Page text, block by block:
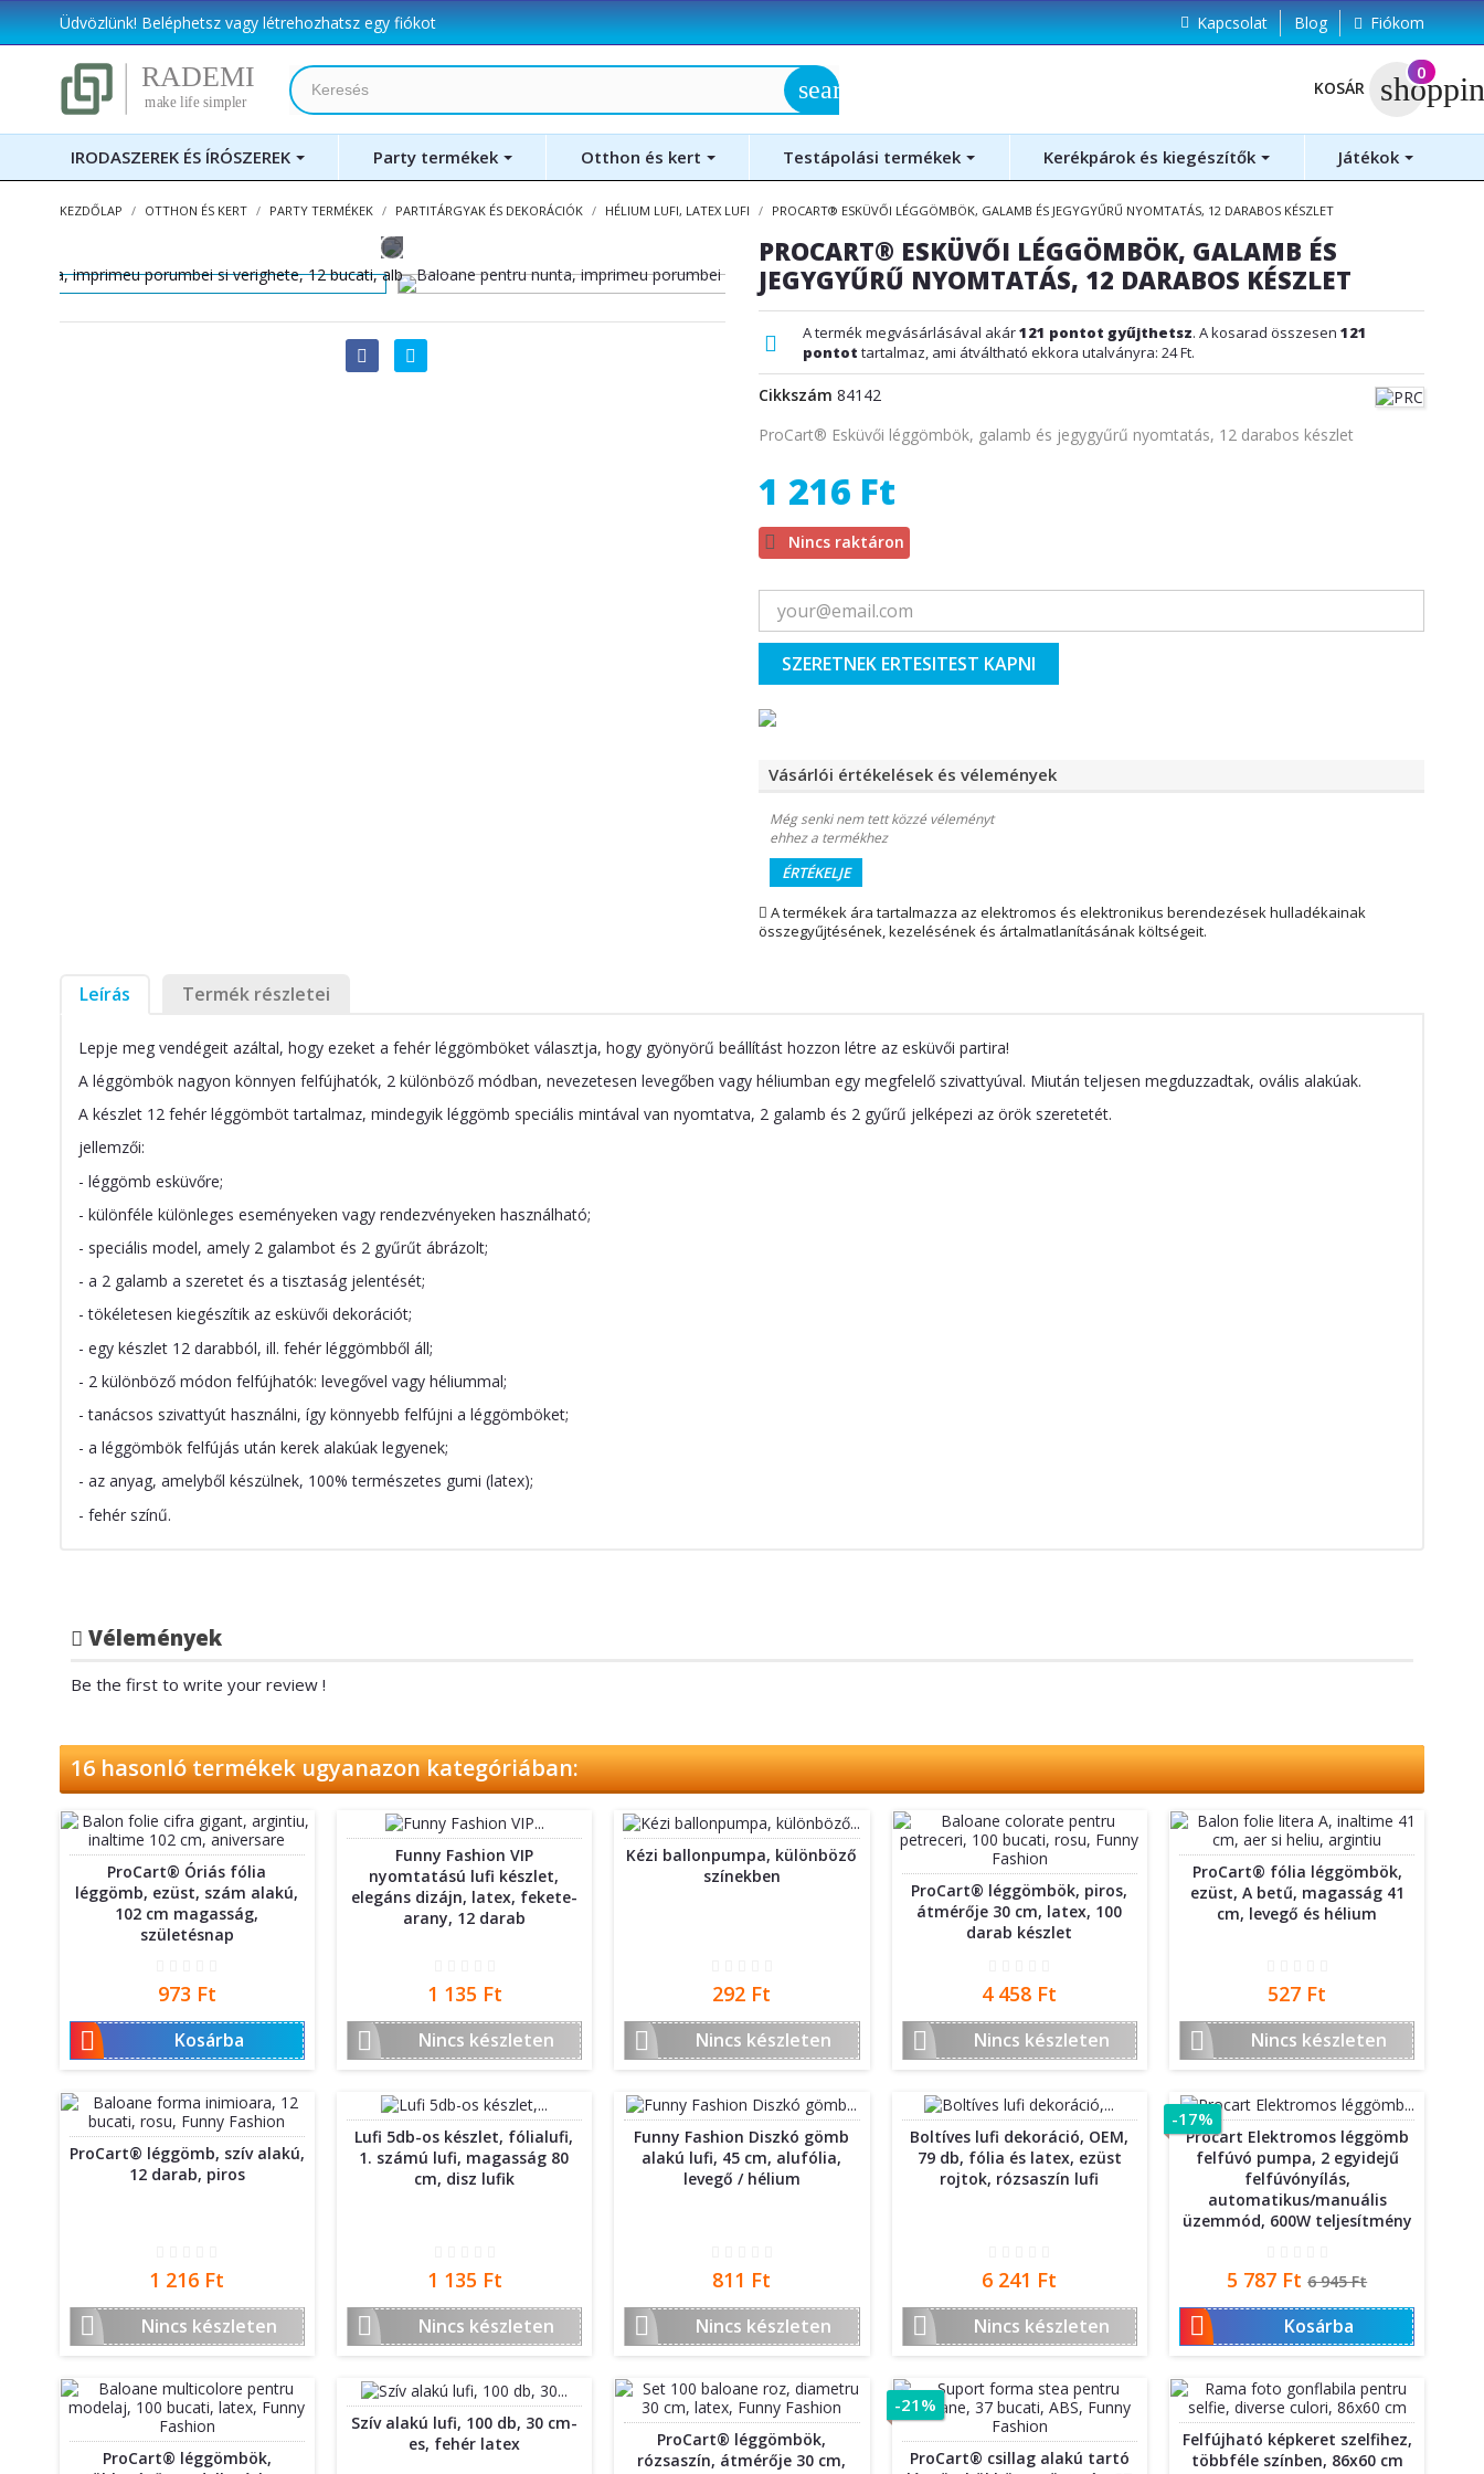
Üdvözlünk!Beléphetszvagylétrehozhatsz egy fiókot Kapcsolat Blog Fiókom
search KOSÁR
0 )
IRODASZEREK ÉS ÍRÓSZEREK Party termékek Otthon és kert Testápolási termékek Kerékpárok és kiegészítők Játékok
KEZDŐLAP OTTHON ÉS KERT PARTY TERMÉKEK PARTITÁRGYAK ÉS DEKORÁCIÓK HÉLIUM LUFI, LATEX LUFI PROCART® ESKÜVŐI LÉGGÖMBÖK, GALAMB ÉS JEGYGYŰRŰ NYOMTATÁS, 12 DARABOS KÉSZLET
PROCART® ESKÜVŐI LÉGGÖMBÖK, GALAMB ÉS
JEGYGYŰRŰ NYOMTATÁS, 12 DARABOS KÉSZLET
A termék megvásárlásával akár121 pontot gyűjthetsz. A kosarad összesen 121
pontot tartalmaz, ami átváltható ekkora utalványra: 24 Ft.
Cikkszám 84142
ProCart® Esküvői léggömbök, galamb és jegygyűrű nyomtatás, 12 darabos készlet
1 216 Ft
 Nincs raktáron
SZERETNEK ERTESITEST KAPNI
Vásárlói értékelések és vélemények
Még senki nem tett közzé véleményt
ehhez a termékhez
ÉRTÉKELJE
A termékek ára tartalmazza az elektromos és elektronikus berendezések hulladékainak
összegyűjtésének, kezelésének és ártalmatlanításának költségeit.
Leírás Termék részletei
Lepje meg vendégeit azáltal, hogy ezeket a fehér léggömböket választja, hogy gyönyörű beállítást hozzon létre az esküvői partira!
A léggömbök nagyon könnyen felfújhatók, 2 különböző módban, nevezetesen levegőben vagy héliumban egy megfelelő szivattyúval. Miután teljesen megduzzadtak, ovális alakúak.
A készlet 12 fehér léggömböt tartalmaz, mindegyik léggömb speciális mintával van nyomtatva, 2 galamb és 2 gyűrű jelképezi az örök szeretetét.
jellemzői:
- léggömb esküvőre;
- különféle különleges eseményeken vagy rendezvényeken használható;
- speciális model, amely 2 galambot és 2 gyűrűt ábrázolt;
- a 2 galamb a szeretet és a tisztaság jelentését;
- tökéletesen kiegészítik az esküvői dekorációt;
- egy készlet 12 darabból, ill. fehér léggömbből áll;
- 2 különböző módon felfújhatók: levegővel vagy héliummal;
- tanácsos szivattyút használni, így könnyebb felfújni a léggömböket;
- a léggömbök felfújás után kerek alakúak legyenek;
- az anyag, amelyből készülnek, 100% természetes gumi (latex);
- fehér színű.
Vélemények
Be the first to write your review !
16 hasonló termékek ugyanazon kategóriában:
ProCart® Óriás fólia
léggömb, ezüst, szám alakú,
102 cm magasság,
születésnap
Ár
973 Ft
 Kosárba
Funny Fashion VIP
nyomtatású lufi készlet,
elegáns dizájn, latex, fekete-
arany, 12 darab
Ár
1 135 Ft
 Nincs készleten
Kézi ballonpumpa, különböző
színekben
Ár
292 Ft
 Nincs készleten
ProCart® léggömbök, piros,
átmérője 30 cm, latex, 100
darab készlet
Ár
4 458 Ft
 Nincs készleten
ProCart® fólia léggömbök,
ezüst, A betű, magasság 41
cm, levegő és hélium
Ár
527 Ft
 Nincs készleten
ProCart® léggömb, szív alakú,
12 darab, piros
Ár
1 216 Ft
 Nincs készleten
Lufi 5db-os készlet, fólialufi,
1. számú lufi, magasság 80
cm, disz lufik
Ár
1 135 Ft
 Nincs készleten
Funny Fashion Diszkó gömb
alakú lufi, 45 cm, alufólia,
levegő / hélium
Ár
811 Ft
 Nincs készleten
Boltíves lufi dekoráció, OEM,
79 db, fólia és latex, ezüst
rojtok, rózsaszín lufi
Ár
6 241 Ft
 Nincs készleten
Procart Elektromos léggömb
felfúvó pumpa, 2 egyidejű
felfúvónyílás,
automatikus/manuális
üzemmód, 600W teljesítmény
Ár
5 787 Ft Normál
ár
6 945 Ft
 Kosárba
-17%
ProCart® léggömbök,
Szív alakú lufi, 100 db, 30 cm-
es, fehér latex
ProCart® léggömbök,
rózsaszín, átmérője 30 cm,
ProCart® csillag alakú tartó
-21%
Felfújható képkeret szelfihez,
többféle színben, 86x60 cm